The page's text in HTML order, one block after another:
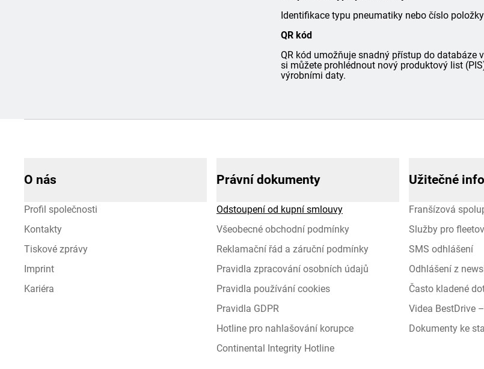
Identifikace typu pneumatiky nebo číslo
QR kód
QR kód umožňuje snadný přístup do databáze
si můžete prohlédnout nový produktový list
výrobními daty.
O nás
Profil společnosti
Kontakty
Tiskové zprávy
Imprint
Kariéra
Právní dokumenty
Odstoupení od kupní smlouvy
Všeobecné obchodní podmínky
Reklamační řád a záruční podmínky
Pravidla zpracování osobních údajů
Pravidla používání cookies
Pravidla GDPR
Hotline pro nahlašování korupce
Continental Integrity Hotline
Užitečné
Franšízová
Služby pro
SMS odhlášení
Odhlášení z
Často kladené
Videa BestDrive
Dokumenty ke